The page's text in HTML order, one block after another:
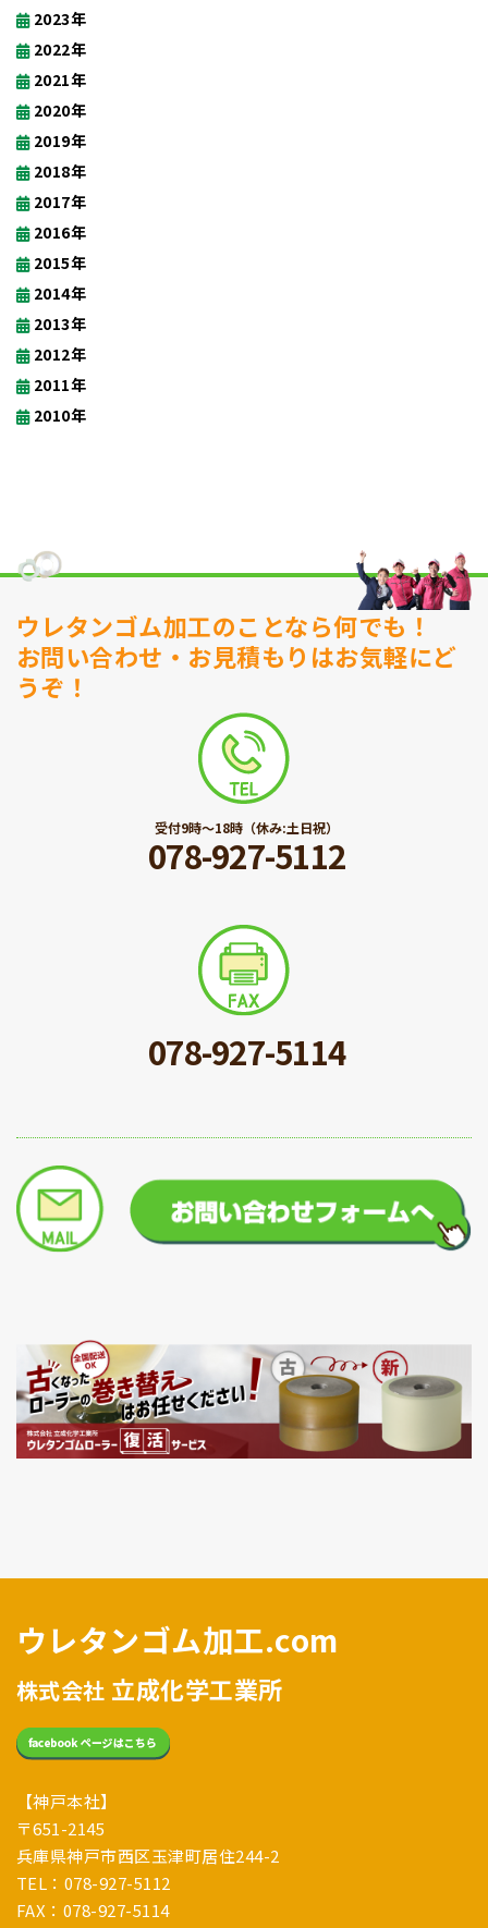
2023年
2022年
2021年
2020年
2019年
2018年
2017年
2016年
2015年
2014年
2013年
2012年
2011年
2010年
ウレタンゴム加工のことなら何でも！
お問い合わせ・お見積もりはお気軽にど
うぞ！
受付9時〜18時（休み:土日祝）
078-927-5112
078-927-5114
ウレタンゴム加工.com
株式会社 立成化学工業所
【神戸本社】
〒651-2145
兵庫県神戸市西区玉津町居住244-2
TEL：078-927-5112
FAX：078-927-5114